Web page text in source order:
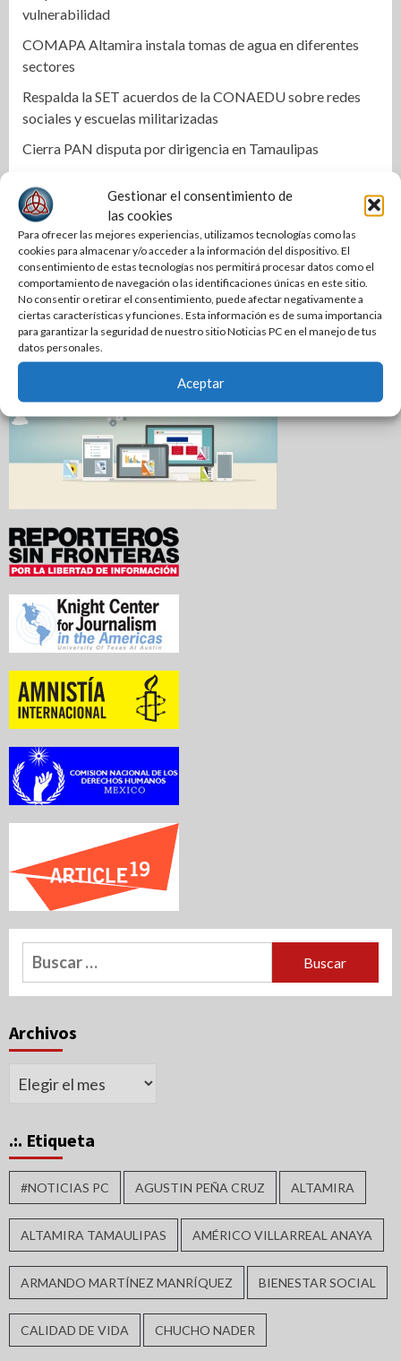
Gestionar el consentimiento de
las cookies
Para ofrecer las mejores experiencias, utilizamos tecnologías como las
cookies para almacenar y/o acceder a la información del dispositivo. El
consentimiento de estas tecnologías nos permitirá procesar datos como el
comportamiento de navegación o las identificaciones únicas en este sitio.
No consentir o retirar el consentimiento, puede afectar negativamente a
ciertas características y funciones. Esta información es de suma importancia
para garantizar la seguridad de nuestro sitio Noticias PC en el manejo de tus
datos personales.
Aceptar
vulnerabilidad
COMAPA Altamira instala tomas de agua en diferentes
sectores
Respalda la SET acuerdos de la CONAEDU sobre redes
sociales y escuelas militarizadas
Cierra PAN disputa por dirigencia en Tamaulipas
del país y número uno en Tamaulipas
Anuncian la Primera Copa Gobernador de Voleibol
Tamaulipas 2026
Reconoce Américo labor de la Guardia Nacional en
Tamaulipas; atestigua llegada del nuevo coordinador
estatal
Buscar:
Archivos
Archivos
.:. Etiqueta
#NOTICIAS PC AGUSTIN PEÑA CRUZ ALTAMIRA
ALTAMIRA TAMAULIPAS AMÉRICO VILLARREAL ANAYA
ARMANDO MARTÍNEZ MANRÍQUEZ BIENESTAR SOCIAL
CALIDAD DE VIDA CHUCHO NADER